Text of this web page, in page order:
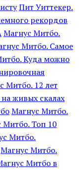
Пит Уиттекер.
рекордов
Магнус Митбо.
Митбо. Самое
Куда можно
Митбо. 12 лет
живых скалах
Магнус Митбо.
Митбо. Топ 10
Митбо.
Магнус Митбо.
Митбо в